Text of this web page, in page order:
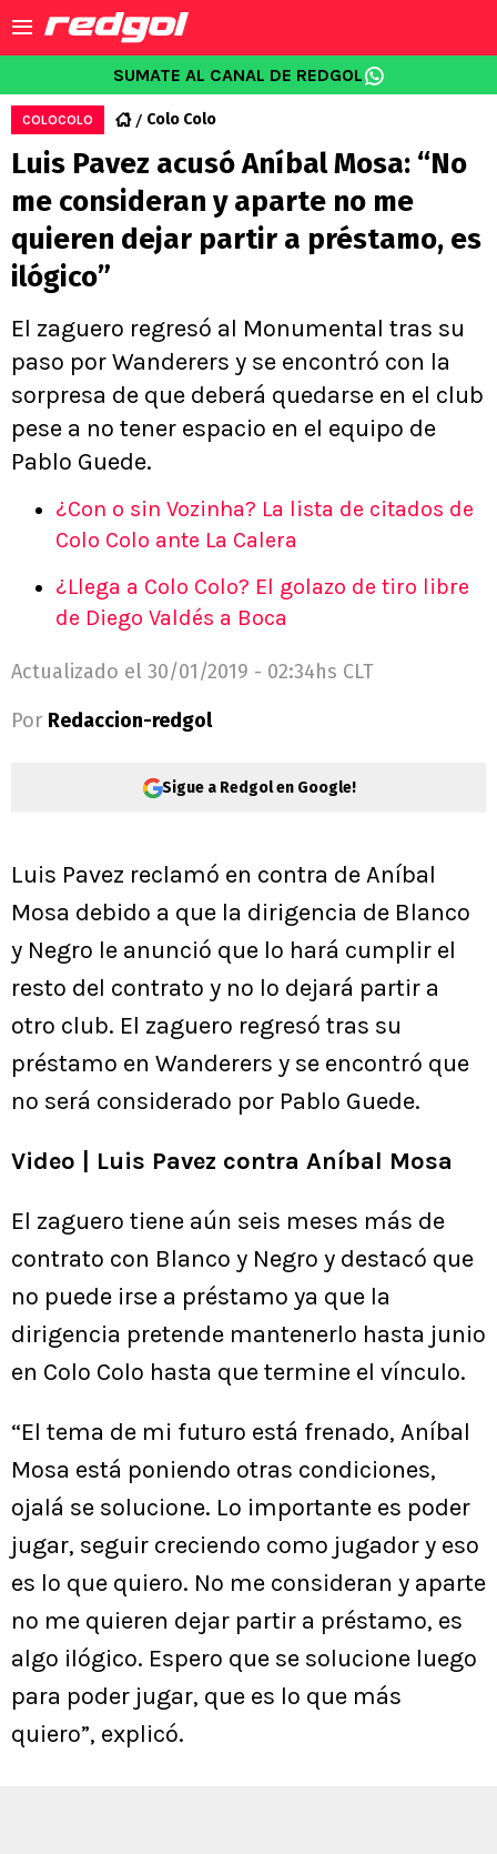
SUMATE AL CANAL DE REDGOL
COLOCOLO Colo Colo
Luis Pavez acusó Aníbal Mosa: “No
me consideran y aparte no me
quieren dejar partir a préstamo, es
ilógico”
El zaguero regresó al Monumental tras su
paso por Wanderers y se encontró con la
sorpresa de que deberá quedarse en el club
pese a no tener espacio en el equipo de
Pablo Guede.
¿Con o sin Vozinha? La lista de citados de
Colo Colo ante La Calera
¿Llega a Colo Colo? El golazo de tiro libre
de Diego Valdés a Boca
Actualizado el 30/01/2019 - 02:34hs CLT
Por Redaccion-redgol
Sigue a Redgol en Google!
Luis Pavez reclamó en contra de Aníbal
Mosa debido a que la dirigencia de Blanco
y Negro le anunció que lo hará cumplir el
resto del contrato y no lo dejará partir a
otro club. El zaguero regresó tras su
préstamo en Wanderers y se encontró que
no será considerado por Pablo Guede.
Video | Luis Pavez contra Aníbal Mosa
El zaguero tiene aún seis meses más de
contrato con Blanco y Negro y destacó que
no puede irse a préstamo ya que la
dirigencia pretende mantenerlo hasta junio
en Colo Colo hasta que termine el vínculo.
“El tema de mi futuro está frenado, Aníbal
Mosa está poniendo otras condiciones,
ojalá se solucione. Lo importante es poder
jugar, seguir creciendo como jugador y eso
es lo que quiero. No me consideran y aparte
no me quieren dejar partir a préstamo, es
algo ilógico. Espero que se solucione luego
para poder jugar, que es lo que más
quiero”, explicó.